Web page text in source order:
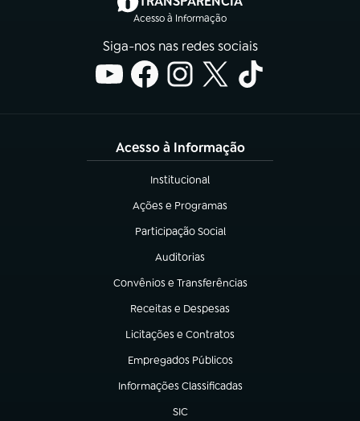
Acesso à Informação
Siga-nos nas redes sociais
Acesso à Informação
Institucional
(abre em nova aba)
Ações e Programas
(abre em nova aba)
Participação Social
(abre em nova aba)
Auditorias
(abre em nova aba)
Convênios e Transferências
(abre em nova aba)
Receitas e Despesas
(abre em nova aba)
Licitações e Contratos
(abre em nova aba)
Empregados Públicos
(abre em nova aba)
Informações Classificadas
(abre em nova aba)
SIC
(abre em nova aba)